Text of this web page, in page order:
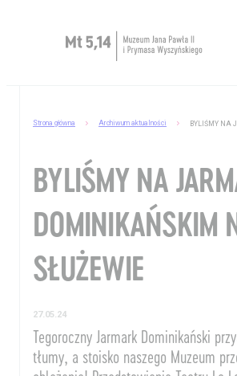
Zaplanuj wizytę
O Muzeum
Muzeum dostępne
Kup bilet
Sklep
Strona główna Archiwum aktualności
BYLIŚMY NA
DOMINIKAŃSKIM
SŁUŻEWIE
27.05.24
Tegoroczny Jarmark Dominikański
tłumy, a stoisko naszego Muzeum